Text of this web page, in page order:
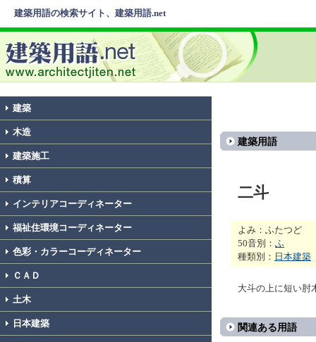
建築用語の検索サイト、建築用語.net
建築
木造
建築施工
積算
インテリアコーディネーター
福祉住環境コーディネーター
色彩・カラーコーディネーター
ＣＡＤ
土木
日本建築
建築用語
二斗
よみ：ふたつど
50音別： ふ
種類別： 日本建築
大斗の上に短い肘
関連ある用語